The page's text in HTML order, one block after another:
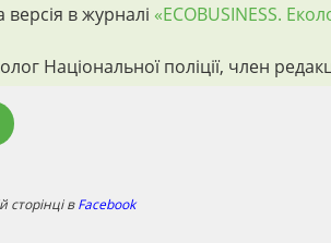
в журналі «ECOBUSINESS.
Національної поліції, член
сторінці вFacebook